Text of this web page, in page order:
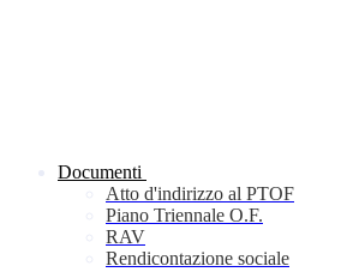
Documenti
Atto d'indirizzo al PTOF
Piano Triennale O.F.
RAV
Rendicontazione sociale